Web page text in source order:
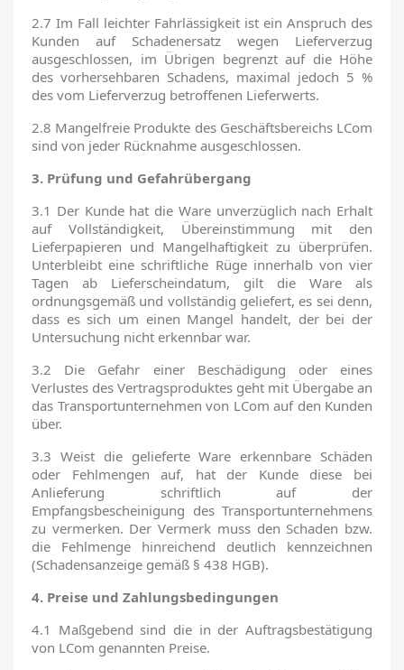
2.7 Im Fall leichter Fahrlässigkeit ist ein Anspruch des
Kunden auf Schadenersatz wegen Lieferverzug
ausgeschlossen, im Übrigen begrenzt auf die Höhe
des vorhersehbaren Schadens, maximal jedoch 5 %
des vom Lieferverzug betroffenen Lieferwerts.
2.8 Mangelfreie Produkte des Geschäftsbereichs LCom
sind von jeder Rücknahme ausgeschlossen.
3. Prüfung und Gefahrübergang
3.1 Der Kunde hat die Ware unverzüglich nach Erhalt
auf Vollständigkeit, Übereinstimmung mit den
Lieferpapieren und Mangelhaftigkeit zu überprüfen.
Unterbleibt eine schriftliche Rüge innerhalb von vier
Tagen ab Lieferscheindatum, gilt die Ware als
ordnungsgemäß und vollständig geliefert, es sei denn,
dass es sich um einen Mangel handelt, der bei der
Untersuchung nicht erkennbar war.
3.2 Die Gefahr einer Beschädigung oder eines
Verlustes des Vertragsproduktes geht mit Übergabe an
das Transportunternehmen von LCom auf den Kunden
über.
3.3 Weist die gelieferte Ware erkennbare Schäden
oder Fehlmengen auf, hat der Kunde diese bei
Anlieferung schriftlich auf der
Empfangsbescheinigung des Transportunternehmens
zu vermerken. Der Vermerk muss den Schaden bzw.
die Fehlmenge hinreichend deutlich kennzeichnen
(Schadensanzeige gemäß § 438 HGB).
4. Preise und Zahlungsbedingungen
4.1 Maßgebend sind die in der Auftragsbestätigung
von LCom genannten Preise.